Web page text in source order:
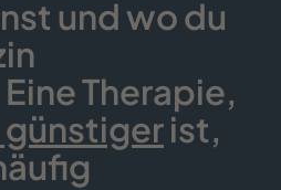
und wo du
Therapie,
günstigerist,